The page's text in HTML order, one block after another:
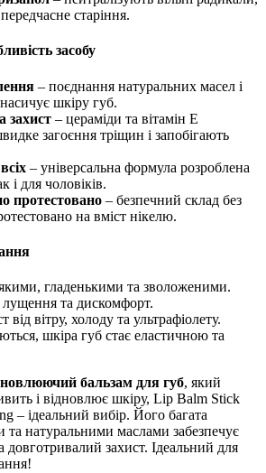
старіння.
засобу
– поєднання натуральних масел і
шкіру губ.
захист – цераміди та вітамін Е
загоєння тріщин і запобігають
– універсальна формула розроблена
і для чоловіків.
протестовано – безпечний склад без
на вміст нікелю.
гладенькими та зволоженими.
лущення та дискомфорт.
від вітру, холоду та ультрафіолету.
шкіра губ стає еластичною та
бальзам для губ, який
і відновлює шкіру, Lip Balm Stick
– ідеальний вибір. Його багата
та натуральними маслами забезпечує
довготривалий захист. Ідеальний для